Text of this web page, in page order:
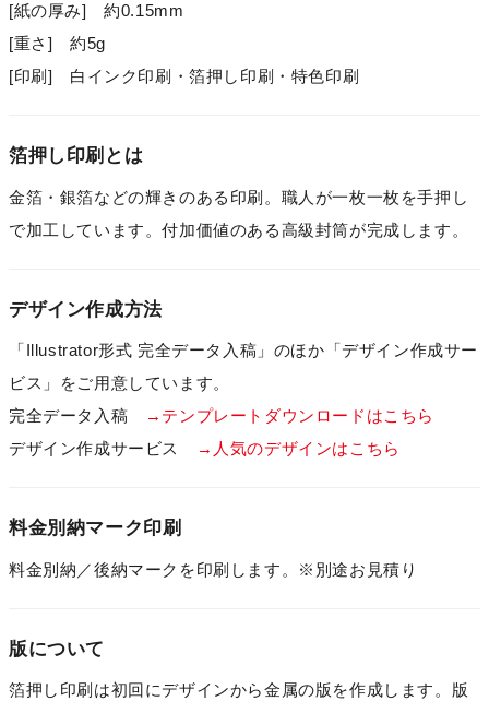
[紙の厚み] 約0.15mm
[重さ] 約5g
[印刷] 白インク印刷・箔押し印刷・特色印刷
箔押し印刷とは
金箔・銀箔などの輝きのある印刷。職人が一枚一枚を手押し
で加工しています。付加価値のある高級封筒が完成します。
デザイン作成方法
「Illustrator形式 完全データ入稿」のほか「デザイン作成サー
ビス」をご用意しています。
完全データ入稿
→テンプレートダウンロードはこちら
デザイン作成サービス
→人気のデザインはこちら
料金別納マーク印刷
料金別納／後納マークを印刷します。※別途お見積り
版について
箔押し印刷は初回にデザインから金属の版を作成します。版